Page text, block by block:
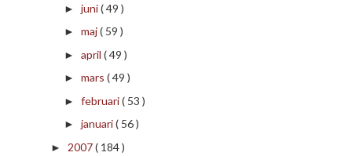
► juni( 49 )
► maj( 59 )
► april ( 49 )
► mars ( 49 )
► februari( 53 )
► januari( 56 )
► 2007( 184 )